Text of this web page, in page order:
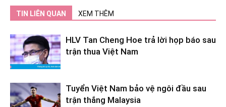
TIN LIÊN QUAN XEM THÊM
HLV Tan Cheng Hoe trả lời họp báo sau
trận thua Việt Nam
Tuyển Việt Nam bảo vệ ngôi đầu sau
trận thắng Malaysia